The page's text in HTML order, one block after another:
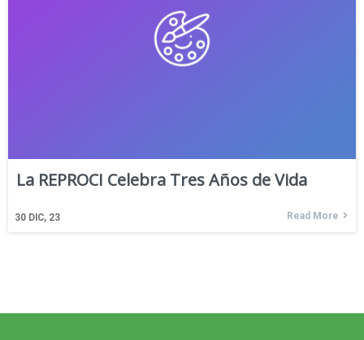
La REPROCI Celebra Tres Años de Vida
30 DIC, 23 Read More